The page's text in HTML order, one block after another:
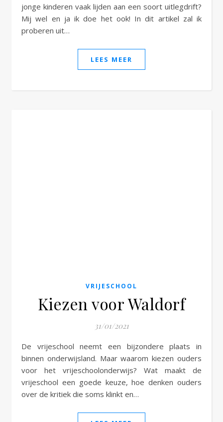
jonge kinderen vaak lijden aan een soort uitlegdrift?
Mij wel en ja ik doe het ook! In dit artikel zal ik
proberen uit…
LEES MEER
VRIJESCHOOL
Kiezen voor Waldorf
31/01/2021
De vrijeschool neemt een bijzondere plaats in
binnen onderwijsland. Maar waarom kiezen ouders
voor het vrijeschoolonderwijs? Wat maakt de
vrijeschool een goede keuze, hoe denken ouders
over de kritiek die soms klinkt en…